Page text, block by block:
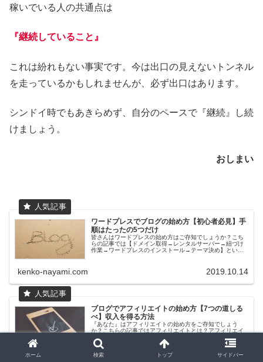
稼いでいる人の共通点は
『継続していること』
これは紛れもない事実です。今は出口の見えないトンネル
を走っているかもしれませんが、必ず出口はあります。
シンドイ時でもあきらめず、自分のペースで『継続』し続
けましょう。
おしまい
ワードプレスでブログの始め方【初心者必見】手
順はたったの5つだけ
皆さんはワードプレスの始め方はご存知でしょうか？こち
らの記事では【ドメイン取得→レンタルサーバー→紐づけ
作業→ワードプレスのインストール→テーマ決め】という
kenko-nayami.com 2019.10.14
ブログでアフィリエイトの始め方【7つの道しる
べ】収入を得る方法
『あなた』はアフィリエイトの始め方をご存知でしょう
か？こちらの記事ではアフィリエイトとは？アフィリエイ
るべ』で紹介します。是非ご覧ください。
kenko-nayami.com 2019.11.17
ホーム 検索 トップ サイドバー